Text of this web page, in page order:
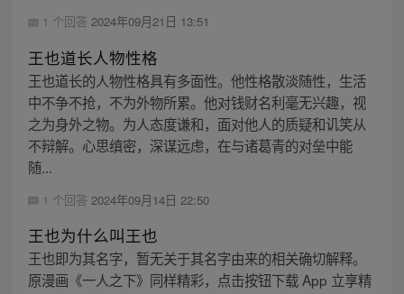
1 个回答 2024年09月21日 13:51
王也道长人物性格
王也道长的人物性格具有多面性。他性格散淡随性，生活
中不争不抢，不为外物所累。他对钱财名利毫无兴趣，视
之为身外之物。为人态度谦和，面对他人的质疑和讥笑从
不辩解。心思缜密，深谋远虑，在与诸葛青的对垒中能
随...
1 个回答 2024年09月14日 22:50
王也为什么叫王也
王也即为其名字，暂无关于其名字由来的相关确切解释。
原漫画《一人之下》同样精彩，点击按钮下载 App 立享精